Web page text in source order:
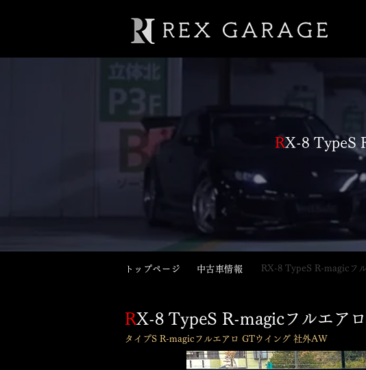
RX-8 TypeS
​RX-8 TypeS R-magicフ
​トップページ ​中古車情報
RX-8 TypeS R-magicフルエア
​タイプS R-magicフルエアロ GTウイング 社外AW